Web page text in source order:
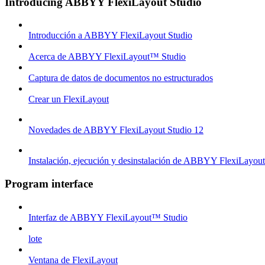
Introducción a ABBYY FlexiLayout Studio
Acerca de ABBYY FlexiLayout™ Studio
Captura de datos de documentos no estructurados
Crear un FlexiLayout
Novedades de ABBYY FlexiLayout Studio 12
Instalación, ejecución y desinstalación de ABBYY
Program interface
Interfaz de ABBYY FlexiLayout™ Studio
lote
Ventana de FlexiLayout